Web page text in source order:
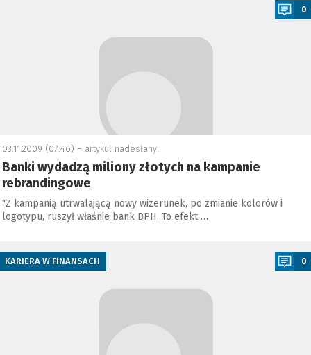
0
03.11.2009 (07:46) – artykuł nadesłany
Banki wydadzą miliony złotych na kampanie
rebrandingowe
"Z kampanią utrwalającą nowy wizerunek, po zmianie kolorów i
logotypu, ruszył właśnie bank BPH. To efekt …
KARIERA W FINANSACH 0